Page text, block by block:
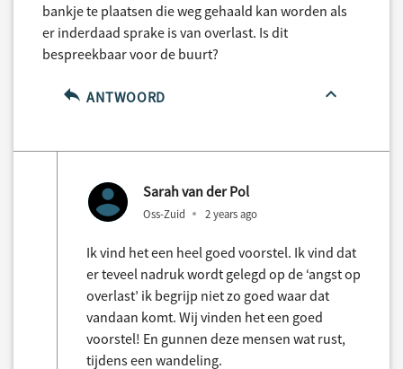
bankje te plaatsen die weg gehaald kan worden als
er inderdaad sprake is van overlast. Is dit
bespreekbaar voor de buurt?
ANTWOORD
Sarah van der Pol
Oss-Zuid 2 years ago
Ik vind het een heel goed voorstel. Ik vind dat
er teveel nadruk wordt gelegd op de ‘angst op
overlast’ ik begrijp niet zo goed waar dat
vandaan komt. Wij vinden het een goed
voorstel! En gunnen deze mensen wat rust,
tijdens een wandeling.